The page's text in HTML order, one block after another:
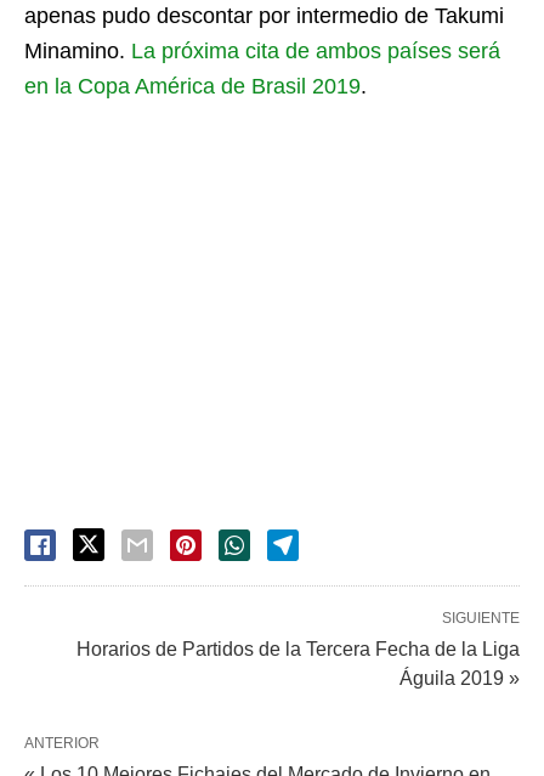
apenas pudo descontar por intermedio de Takumi
Minamino. La próxima cita de ambos países será
en la Copa América de Brasil 2019.
SIGUIENTE
Horarios de Partidos de la Tercera Fecha de la Liga
Águila 2019 »
ANTERIOR